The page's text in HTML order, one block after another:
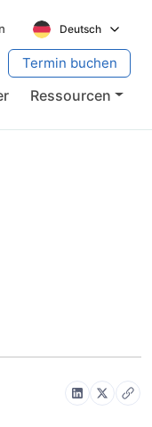
Deutsch
Ressourcen
Termin buchen